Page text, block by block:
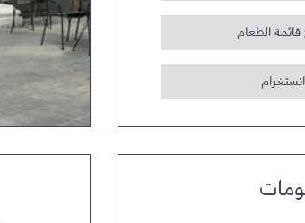
الطعام
انستغرام